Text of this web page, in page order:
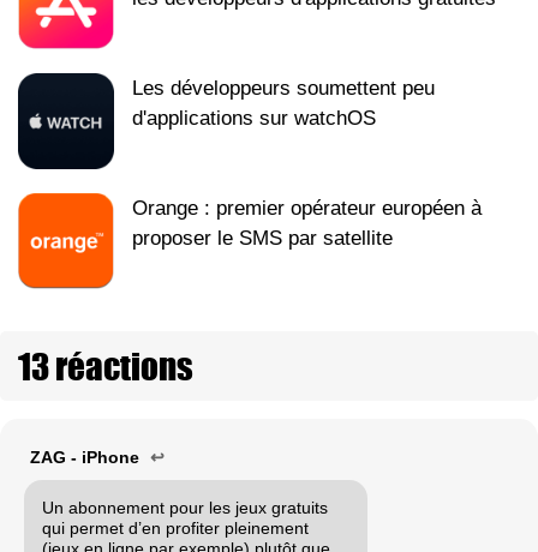
Les développeurs soumettent peu
d'applications sur watchOS
Orange : premier opérateur européen à
proposer le SMS par satellite
13 réactions
ZAG - iPhone ↩
Un abonnement pour les jeux gratuits
qui permet d’en profiter pleinement
(jeux en ligne par exemple) plutôt que